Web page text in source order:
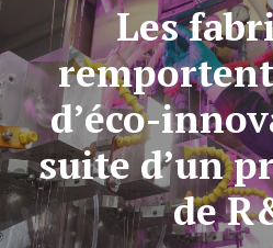
Les
d’éco-
suite d’un
de